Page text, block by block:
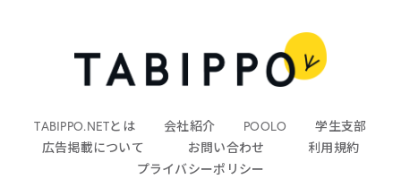
TABIPPO.NETとは 会社紹介 POOLO
学生支部
広告掲載について
お問い合わせ
利用規約
プライバシーポリシー